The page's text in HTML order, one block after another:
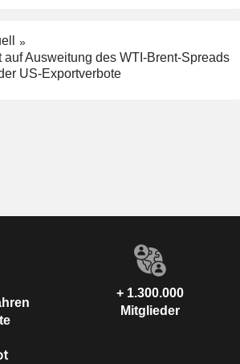
auf Ausweitung des WTI-Brent-Spreads
US-Exportverbote
+ 1.300.000
Mitglieder